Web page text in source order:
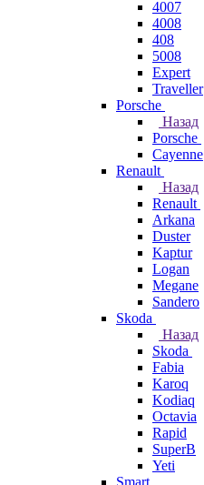
4007
4008
408
5008
Expert
Traveller
Porsche
Назад
Porsche
Cayenne
Renault
Назад
Renault
Arkana
Duster
Kaptur
Logan
Megane
Sandero
Skoda
Назад
Skoda
Fabia
Karoq
Kodiaq
Octavia
Rapid
SuperB
Yeti
Smart